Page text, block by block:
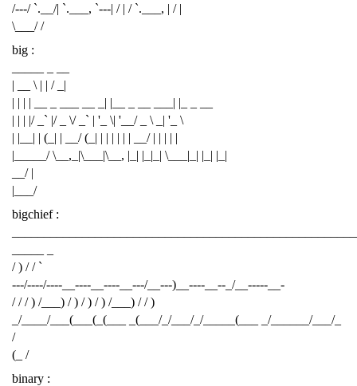
/---/ `.__/| `.___, `---| / | / `.___, | / |
\___/ /
big :
| __ \ | | / _|
| | | | __ _ ___ __ _| |__ _ __ ___| |_ _ __
| | | |/ _` |/ _ \/ _` | '_ \| '__/ _ \ _| '_ \
| |__| | (_| | __/ (_| | | | | | | __/ | | | | |
|_____/ \__,_|\___|\__, |_| |_|_| \___|_| |_| |_|
__/ |
|___/
bigchief :
/ ) / / `
---/----/----__----__----__---/__---)__----__--_/__-----__-
/ / / ) /___) / ) / ) / ) /___) / / )
_/____/___(___(_(___ _(___/_/___/_/_____(___ _/______/___/_
/
(_ /
binary :